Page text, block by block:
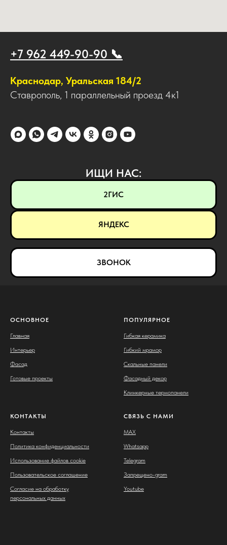
+7 962 449-90-90 📞
Краснодар, Уральская 184/2
Ставрополь, 1 параллельный проезд 4к1
ИЩИ НАС:
2ГИС
ЯНДЕКС
ЗВОНОК
ОСНОВНОЕ
Главная
Интерьер
Фасад
Готовые проекты
ПОПУЛЯРНОЕ
Гибкая керамика
Гибкий мрамор
Скальные панели
Фасадный декор
Клинкерные термопанели
КОНТАКТЫ
Контакты
Политика конфиденциальности
Использование файлов cookie
Пользовательское соглашение
Согласие на обработку
персональных данных
СВЯЗЬ С НАМИ
MAX
Whatsapp
Telegram
Запрещено-gram
Youtube